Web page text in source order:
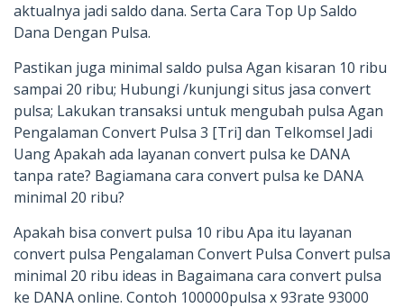
aktualnya jadi saldo dana. Serta Cara Top Up Saldo
Dana Dengan Pulsa.
Pastikan juga minimal saldo pulsa Agan kisaran 10 ribu
sampai 20 ribu; Hubungi /kunjungi situs jasa convert
pulsa; Lakukan transaksi untuk mengubah pulsa Agan
Pengalaman Convert Pulsa 3 [Tri] dan Telkomsel Jadi
Uang Apakah ada layanan convert pulsa ke DANA
tanpa rate? Bagiamana cara convert pulsa ke DANA
minimal 20 ribu?
Apakah bisa convert pulsa 10 ribu Apa itu layanan
convert pulsa ‎Pengalaman Convert Pulsa Convert pulsa
minimal 20 ribu ideas in Bagaimana cara convert pulsa
ke DANA online. Contoh 100000pulsa x 93rate 93000